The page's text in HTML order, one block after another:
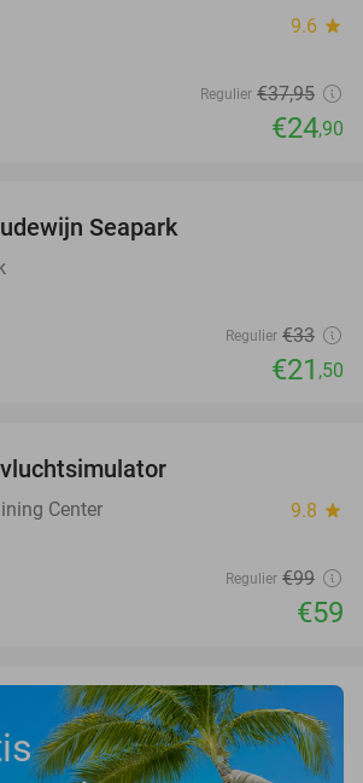
9.6 star
Regulier €37,95
€24,90
Seapark
Regulier €33
€21 ,50
Center 9.8 star
Regulier €99
€59